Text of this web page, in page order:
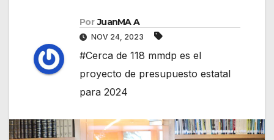
Por JuanMA A
NOV 24, 2023
#Cerca de 118 mmdp es el
proyecto de presupuesto estatal
para 2024